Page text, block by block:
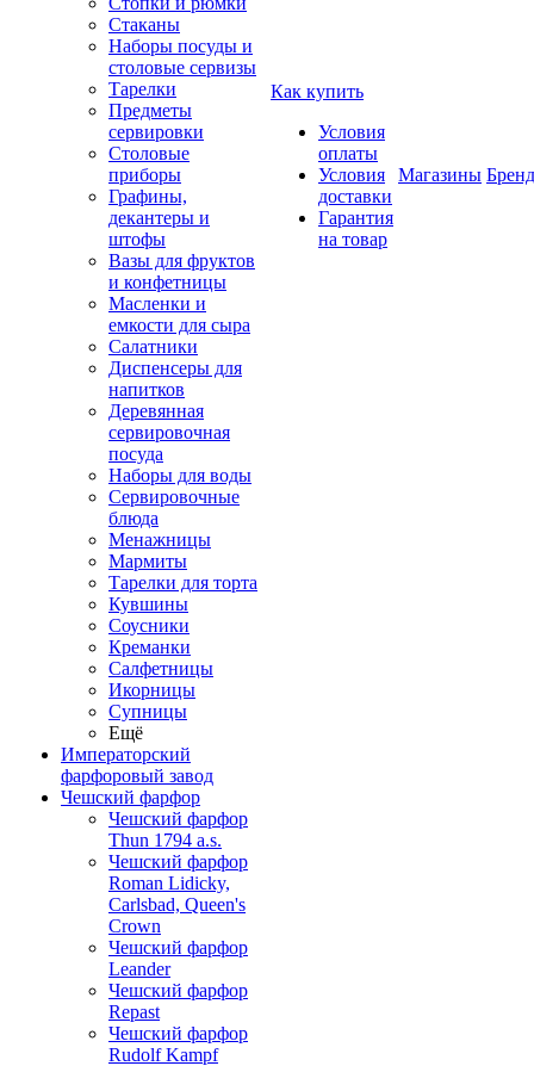
Стаканы
Наборы посуды и
столовые сервизы
Тарелки
Предметы
сервировки
Столовые
приборы
Графины,
декантеры и
штофы
Вазы для фруктов
и конфетницы
Масленки и
емкости для сыра
Салатники
Диспенсеры для
напитков
Деревянная
сервировочная
посуда
Наборы для воды
Сервировочные
блюда
Менажницы
Мармиты
Тарелки для торта
Кувшины
Соусники
Креманки
Салфетницы
Икорницы
Супницы
Ещё
Императорский
фарфоровый завод
Чешский фарфор
Чешский фарфор
Thun 1794 a.s.
Чешский фарфор
Roman Lidicky,
Carlsbad, Queen's
Crown
Чешский фарфор
Leander
Чешский фарфор
Repast
Чешский фарфор
Rudolf Kampf
Как купить
Условия
оплаты
Условия
доставки
Гарантия
на товар
Магазины